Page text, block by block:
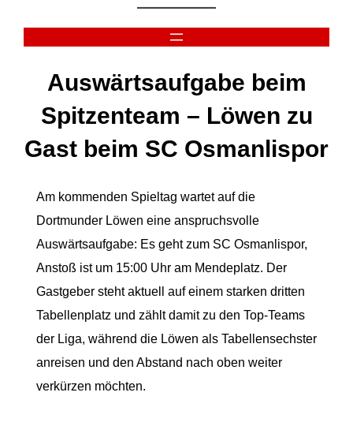
Auswärtsaufgabe beim
Spitzenteam – Löwen zu
Gast beim SC Osmanlispor
Am kommenden Spieltag wartet auf die
Dortmunder Löwen eine anspruchsvolle
Auswärtsaufgabe: Es geht zum SC Osmanlispor,
Anstoß ist um 15:00 Uhr am Mendeplatz. Der
Gastgeber steht aktuell auf einem starken dritten
Tabellenplatz und zählt damit zu den Top-Teams
der Liga, während die Löwen als Tabellensechster
anreisen und den Abstand nach oben weiter
verkürzen möchten.